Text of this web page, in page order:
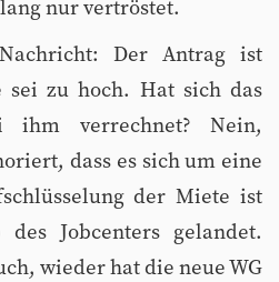
nur vertröstet.
Der Antrag ist
sei zu hoch. Hat sich das
ihm verrechnet? Nein,
dass es sich um eine
der Miete ist
Jobcenters gelandet.
wieder hat die neue WG